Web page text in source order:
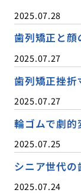
2025.07.28
歯列矯正と
2025.07.27
歯列矯正挫折
2025.07.27
輪ゴムで劇
2025.07.25
シニア世代
2025.07.24